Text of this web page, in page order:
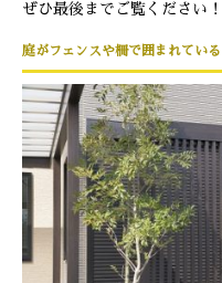
ぜひ最後までご覧ください！
庭がフェンスや柵で囲まれている